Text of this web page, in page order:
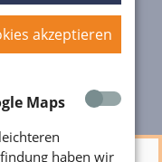
akzeptieren
Maps
haben wir